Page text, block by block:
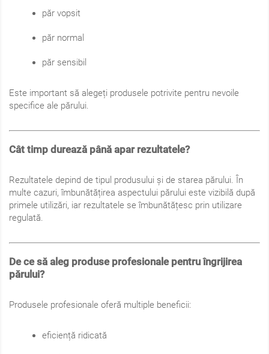
păr vopsit
păr normal
păr sensibil
Este important să alegeți produsele potrivite pentru nevoile
specifice ale părului.
Cât timp durează până apar rezultatele?
Rezultatele depind de tipul produsului și de starea părului. În
multe cazuri, îmbunătățirea aspectului părului este vizibilă după
primele utilizări, iar rezultatele se îmbunătățesc prin utilizare
regulată.
De ce să aleg produse profesionale pentru îngrijirea
părului?
Produsele profesionale oferă multiple beneficii:
eficiență ridicată